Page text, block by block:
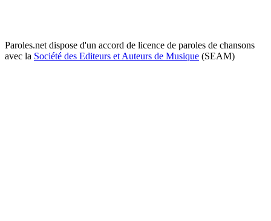
Paroles.net dispose d'un accord de licence de paroles de chansons
avec la Société des Editeurs et Auteurs de Musique (SEAM)